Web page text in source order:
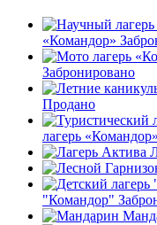
«Командор»
Забронировано
Продано
лагерь «Командор»
"Командор"